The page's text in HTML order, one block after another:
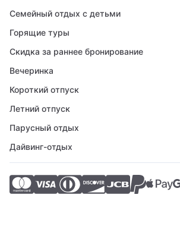
Семейный отдых с детьми
Горящие туры
Скидка за раннее бронирование
Вечеринка
Короткий отпуск
Летний отпуск
Парусный отдых
Дайвинг-отдых